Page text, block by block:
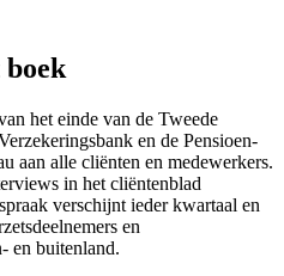
het einde van de Tweede
en de Pensioen-
aan alle cliënten en medewerkers.
in het cliëntenblad
verschijnt ieder kwartaal en
en
en buitenland.